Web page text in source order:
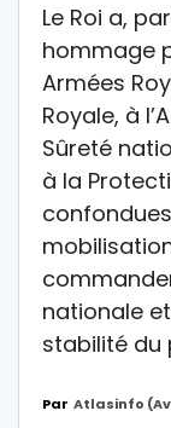
Le Roi a,
hommage
Armées
Royale, à
Sûreté
à la
nationale
stabilité du
Par Atlasinfo